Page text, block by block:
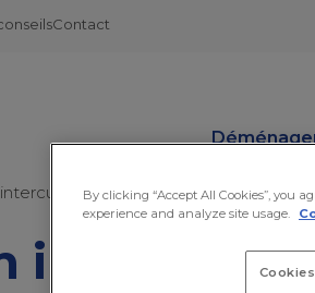
Contact
By clicking “Accept All Cookies”, you
experience and analyze site usage.